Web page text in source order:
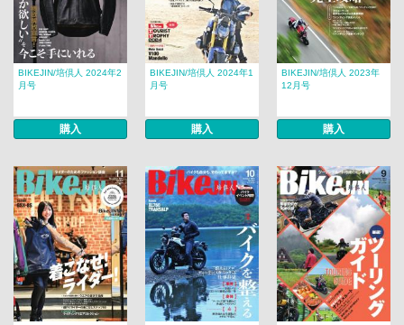
BIKEJIN/培倶人 2024年2
月号
購入
BIKEJIN/培倶人 2024年1
月号
購入
BIKEJIN/培倶人 2023年
12月号
購入